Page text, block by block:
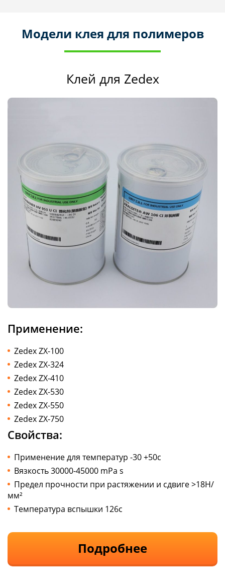
Модели клея для полимеров
Клей для Zedex
Применение:
Zedex ZX-100
Zedex ZX-324
Zedex ZX-410
Zedex ZX-530
Zedex ZX-550
Zedex ZX-750
Свойства:
Применение для температур -30 +50с
Вязкость 30000-45000 mPa s
Предел прочности при растяжении и сдвиге >18Н/
мм²
Температура вспышки 126с
Подробнее